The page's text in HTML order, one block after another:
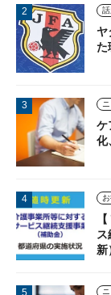
話
ヤ
た
ケ
化
新